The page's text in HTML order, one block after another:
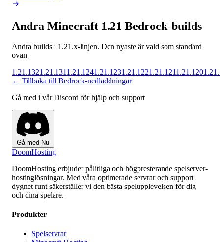
Andra Minecraft 1.21 Bedrock-builds
Andra builds i 1.21.x-linjen. Den nyaste är vald som standard
ovan.
1.21.1321.21.1311.21.1241.21.1231.21.1221.21.1211.21.120
← Tillbaka till Bedrock-nedladdningar
Gå med i vår Discord för hjälp och support
Gå med Nu
DoomHosting
DoomHosting erbjuder pålitliga och högpresterande spelserver-
hostinglösningar. Med våra optimerade servrar och support
dygnet runt säkerställer vi den bästa spelupplevelsen för dig
och dina spelare.
Produkter
Spelservrar